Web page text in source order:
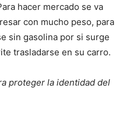
hacer mercado se va
con mucho peso, para
sin gasolina por si surge
trasladarse en su carro.
proteger la identidad del